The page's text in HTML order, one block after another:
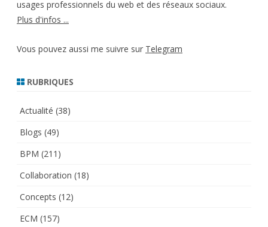
usages professionnels du web et des réseaux sociaux.
Plus d'infos ...
Vous pouvez aussi me suivre sur Telegram
RUBRIQUES
Actualité (38)
Blogs (49)
BPM (211)
Collaboration (18)
Concepts (12)
ECM (157)